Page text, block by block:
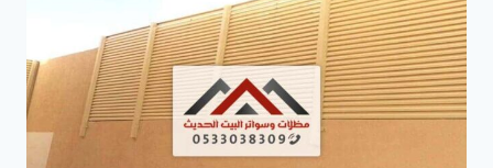
خشب
حديد
قماش
بلاستيك
في
الدمام